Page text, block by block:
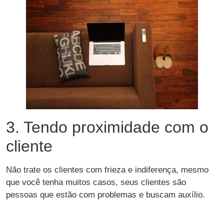
3. Tendo proximidade com o
cliente
Não trate os clientes com frieza e indiferença, mesmo
que você tenha muitos casos, seus clientes são
pessoas que estão com problemas e buscam auxílio.